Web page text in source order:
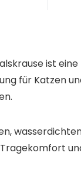
ist
für Katzen